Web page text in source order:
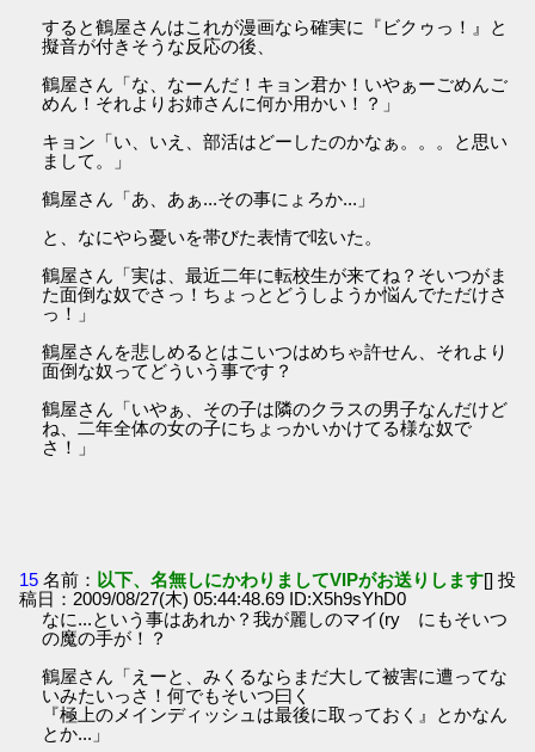
すると鶴屋さんはこれが漫画なら確実に『ビクゥっ！』と
擬音が付きそうな反応の後、
鶴屋さん「な、なーんだ！キョン君か！いやぁーごめんご
めん！それよりお姉さんに何か用かい！？」
キョン「い、いえ、部活はどーしたのかなぁ。。。と思い
まして。」
鶴屋さん「あ、あぁ...その事にょろか...」
と、なにやら憂いを帯びた表情で呟いた。
鶴屋さん「実は、最近二年に転校生が来てね？そいつがま
た面倒な奴でさっ！ちょっとどうしようか悩んでただけさ
っ！」
鶴屋さんを悲しめるとはこいつはめちゃ許せん、それより
面倒な奴ってどういう事です？
鶴屋さん「いやぁ、その子は隣のクラスの男子なんだけど
ね、二年全体の女の子にちょっかいかけてる様な奴で
さ！」
15 名前： 以下、名無しにかわりましてVIPがお送りします[] 投
稿日：2009/08/27(木) 05:44:48.69 ID:X5h9sYhD0
なに...という事はあれか？我が麗しのマイ(ry にもそいつ
の魔の手が！？
鶴屋さん「えーと、みくるならまだ大して被害に遭ってな
いみたいっさ！何でもそいつ曰く
『極上のメインディッシュは最後に取っておく』とかなん
とか...」